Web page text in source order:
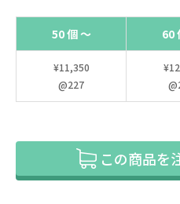
50 個 ～ 60
¥11,350
@227
この商品を